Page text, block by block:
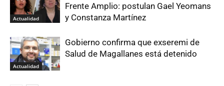
Actualidad
Frente Amplio: postulan Gael Yeomans
y Constanza Martínez
Actualidad
Gobierno confirma que exseremi de
Salud de Magallanes está detenido